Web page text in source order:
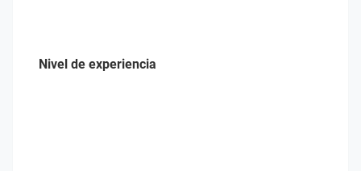
Nivel de experiencia